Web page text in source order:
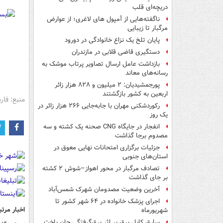
دریچه‌ای قلب
ناگفته‌هایی از آمپول های لاغری؛ از عوارض
مرگبار تا زیبایی
پایان تلخ یک نزاع خانوادگی در دورود
دستگیری قاضی قلابی در مازندران
بازداشت عامل ارسال تصاویر پرتاب موشک به
رسانه‌های معاند
پورجمشیدیان: ۲ میلیون و ۸۲۸ هزار زائر
اربعین به کشور بازگشتند
رکوردشکنی مهران با جابه‌جایی ۲۶۶ هزار زائر در
یک روز
انفجار در جایگاه CNG صحنه یک کشته و سه
مصدوم برجا گذاشت
جزئیات برگزاری امتحانات نهایی معوق در
استان‌های جنوبی
تصادف مرگبار در محور اهواز–شوش ۲ کشته
بر جای گذاشت
آخرین وضعیت مصدومان شهرک شمس‌آباد
اجرای پزشک خانواده در ۶۴ شهر کشور تا
شهریورماه
منبع:
اخبار